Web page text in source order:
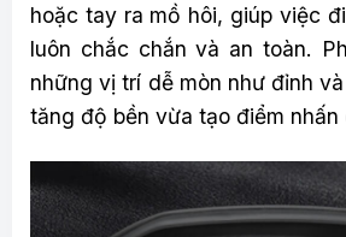
hoặc tay ra mồ hôi, giúp việc
luôn chắc chắn và an toàn.
những vị trí dễ mòn như đỉnh
tăng độ bền vừa tạo điểm nhấn